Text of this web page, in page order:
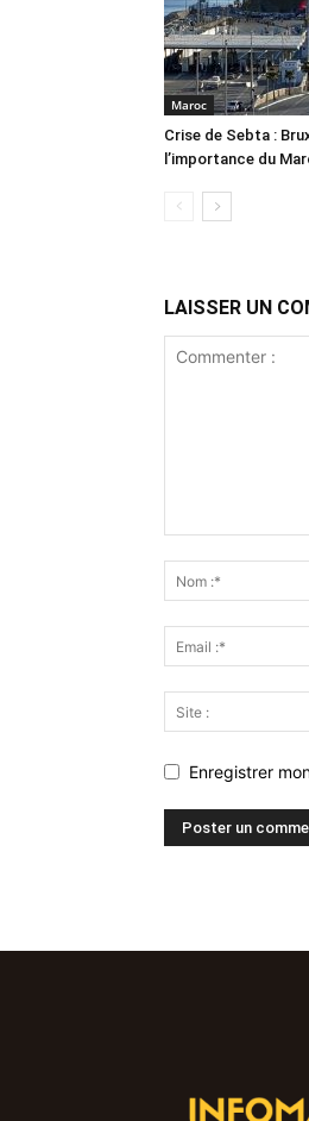
Maroc
Crise de Sebta :
l’importance du
LAISSER UN
Enregistrer